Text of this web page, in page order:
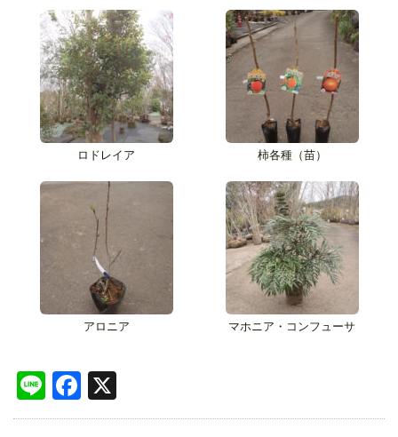
ロドレイア 柿各種（苗）
アロニア マホニア・コンフューサ
LineFacebook